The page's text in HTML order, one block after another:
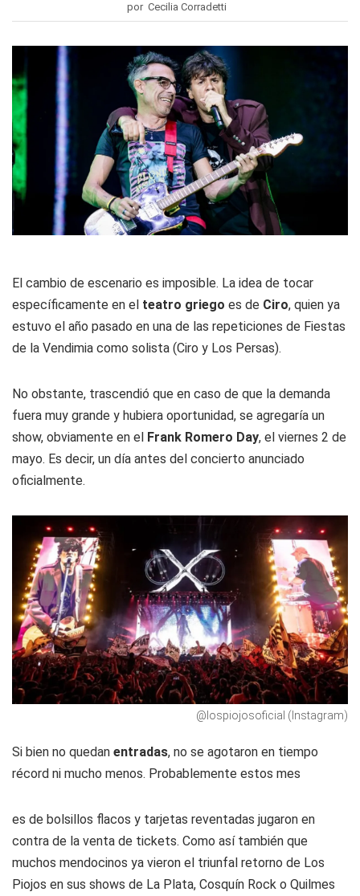
por Cecilia Corradetti
El cambio de escenario es imposible. La idea de tocar
específicamente en el teatro griego es de Ciro, quien ya
estuvo el año pasado en una de las repeticiones de Fiestas
de la Vendimia como solista (Ciro y Los Persas).
No obstante, trascendió que en caso de que la demanda
fuera muy grande y hubiera oportunidad, se agregaría un
show, obviamente en el Frank Romero Day, el viernes 2 de
mayo. Es decir, un día antes del concierto anunciado
oficialmente.
@lospiojosoficial (Instagram)
Si bien no quedan entradas, no se agotaron en tiempo
récord ni mucho menos. Probablemente estos mes
es de bolsillos flacos y tarjetas reventadas jugaron en
contra de la venta de tickets. Como así también que
muchos mendocinos ya vieron el triunfal retorno de Los
Piojos en sus shows de La Plata, Cosquín Rock o Quilmes